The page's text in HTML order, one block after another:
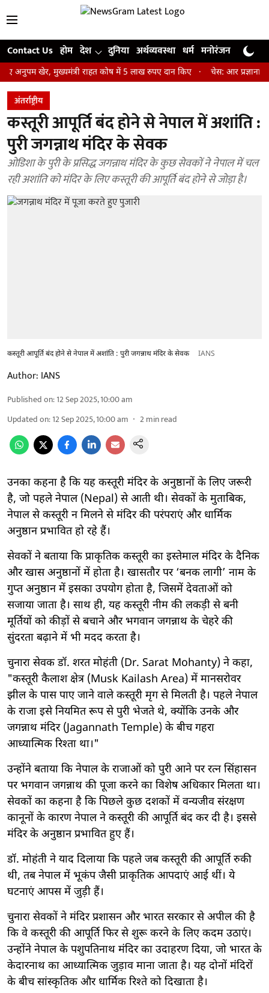
Contact Us होम देश दुनिया अर्थव्यवस्था धर्म मनोरंजन खेल
मुख्यमंत्री राहत कोष में 5 लाख रुपए दान किए चेस: आर प्रज्ञानानंद ने
अंतर्राष्ट्रीय
कस्तूरी आपूर्ति बंद होने से नेपाल में अशांति :
पुरी जगन्नाथ मंदिर के सेवक
ओडिशा के पुरी के प्रसिद्ध जगन्नाथ मंदिर के कुछ सेवकों ने नेपाल में चल
रही अशांति को मंदिर के लिए कस्तूरी की आपूर्ति बंद होने से जोड़ा है।
कस्तूरी आपूर्ति बंद होने से नेपाल में अशांति : पुरी जगन्नाथ मंदिर के सेवक IANS
Author: IANS
Published on:12 Sep 2025, 10:00 am
Updated on:12 Sep 2025, 10:00 am 2min read
उनका कहना है कि यह कस्तूरी मंदिर के अनुष्ठानों के लिए जरूरी
है, जो पहले नेपाल (Nepal) से आती थी। सेवकों के मुताबिक,
नेपाल से कस्तूरी न मिलने से मंदिर की परंपराएं और धार्मिक
अनुष्ठान प्रभावित हो रहे हैं।
सेवकों ने बताया कि प्राकृतिक कस्तूरी का इस्तेमाल मंदिर के दैनिक
और खास अनुष्ठानों में होता है। खासतौर पर ‘बनक लागी’ नाम के
गुप्त अनुष्ठान में इसका उपयोग होता है, जिसमें देवताओं को
सजाया जाता है। साथ ही, यह कस्तूरी नीम की लकड़ी से बनी
मूर्तियों को कीड़ों से बचाने और भगवान जगन्नाथ के चेहरे की
सुंदरता बढ़ाने में भी मदद करता है।
चुनारा सेवक डॉ. शरत मोहंती (Dr. Sarat Mohanty) ने कहा,
"कस्तूरी कैलाश क्षेत्र (Musk Kailash Area) में मानसरोवर
झील के पास पाए जाने वाले कस्तूरी मृग से मिलती है। पहले नेपाल
के राजा इसे नियमित रूप से पुरी भेजते थे, क्योंकि उनके और
जगन्नाथ मंदिर (Jagannath Temple) के बीच गहरा
आध्यात्मिक रिश्ता था।"
उन्होंने बताया कि नेपाल के राजाओं को पुरी आने पर रत्न सिंहासन
पर भगवान जगन्नाथ की पूजा करने का विशेष अधिकार मिलता था।
सेवकों का कहना है कि पिछले कुछ दशकों में वन्यजीव संरक्षण
कानूनों के कारण नेपाल ने कस्तूरी की आपूर्ति बंद कर दी है। इससे
मंदिर के अनुष्ठान प्रभावित हुए हैं।
डॉ. मोहंती ने याद दिलाया कि पहले जब कस्तूरी की आपूर्ति रुकी
थी, तब नेपाल में भूकंप जैसी प्राकृतिक आपदाएं आई थीं। ये
घटनाएं आपस में जुड़ी हैं।
चुनारा सेवकों ने मंदिर प्रशासन और भारत सरकार से अपील की है
कि वे कस्तूरी की आपूर्ति फिर से शुरू करने के लिए कदम उठाएं।
उन्होंने नेपाल के पशुपतिनाथ मंदिर का उदाहरण दिया, जो भारत के
केदारनाथ का आध्यात्मिक जुड़ाव माना जाता है। यह दोनों मंदिरों
के बीच सांस्कृतिक और धार्मिक रिश्ते को दिखाता है।